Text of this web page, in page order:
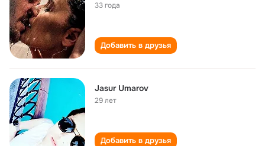
33 года
Добавить в друзья
Jasur Umarov
29 лет
Добавить в друзья